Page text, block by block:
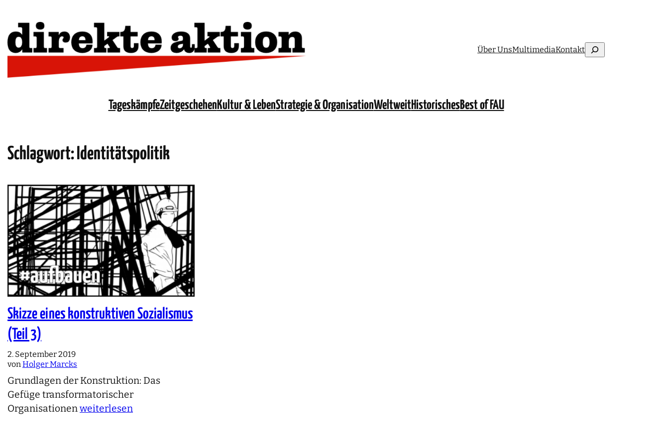
Über UnsMultimediaKontaktSuchen
TageskämpfeZeitgeschehenKultur & LebenStrategie & OrganisationWeltweitHistorischesBest of FAU
Schlagwort: Identitätspolitik
Skizze eines konstruktiven Sozialismus
(Teil 3)
2. September 2019
vonHolger Marcks
Grundlagen der Konstruktion: Das
Gefüge transformatorischer
Organisationenweiterlesen